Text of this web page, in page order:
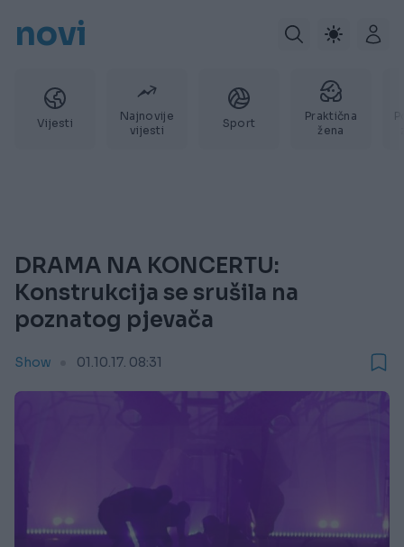
novi
Vijesti
Najnovije
vijesti
Sport
Praktična
žena
DRAMA NA KONCERTU:
Konstrukcija se srušila na
poznatog pjevača
Show 01.10.17. 08:31